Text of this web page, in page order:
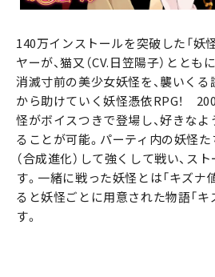
140万インストールを突破した「妖怪
ヤーが、猫又（CV.日笠陽子）ととも
消滅寸前の美少女妖怪を、襲いくる
から助けていく妖怪憑依RPG！
怪がボイスつきで登場し、好きな
ることが可能。パーティ内の妖怪た
（合成進化）して強くして戦い、ス
す。一緒に戦った妖怪とは「キズナ
ると妖怪ごとに用意された物語「キ
す。